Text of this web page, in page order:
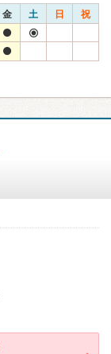
金 土 日 祝